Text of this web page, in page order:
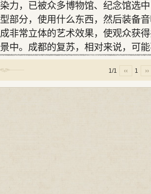
力，已被众多博物馆、纪念馆选
部分，使用什么东西，然后装备
非常立体的艺术效果，使观众获
中。成都的复苏，相对来说，可
1/1 ‹‹ 1 ››